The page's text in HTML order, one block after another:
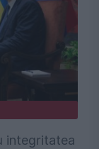
integritatea